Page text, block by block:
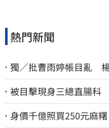
熱門新聞
獨／批曹雨婷帳目亂
被目擊現身三總直腸科
身價千億照買250元麻